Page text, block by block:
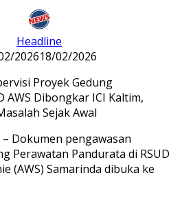
Headline
202618/02/2026
– Dokumen pengawasan
Perawatan Pandurata di RSUD
(AWS) Samarinda dibuka ke